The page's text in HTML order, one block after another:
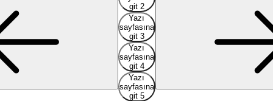
git 2
Yazı
sayfasına
git 3
Yazı
sayfasına
git 4
Yazı
sayfasına
git 5